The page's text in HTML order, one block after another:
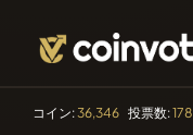
コイン:36,346 投票数: